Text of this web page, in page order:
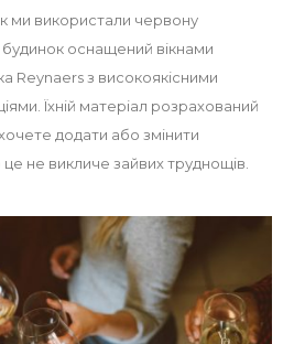
ми використали червону
оснащений вікнами
Reynaers з високоякісними
Їхній матеріал розрахований
додати або змінити
не викличе зайвих труднощів.